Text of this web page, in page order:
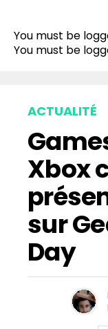
You must be
You must be
ACTUALITÉ
Xbox
sur
Day